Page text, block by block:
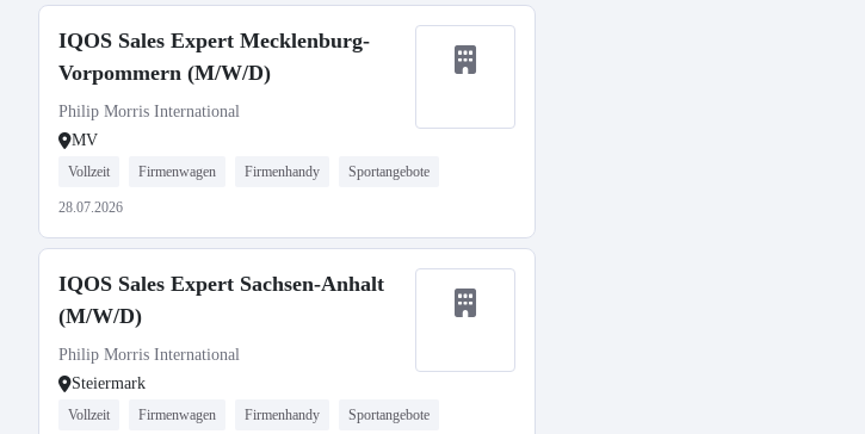
IQOS Sales Expert Mecklenburg-
Vorpommern (M/W/D)
Philip Morris International
MV
Vollzeit Firmenwagen Firmenhandy Sportangebote
28.07.2026
IQOS Sales Expert Sachsen-Anhalt
(M/W/D)
Philip Morris International
Steiermark
Vollzeit Firmenwagen Firmenhandy Sportangebote